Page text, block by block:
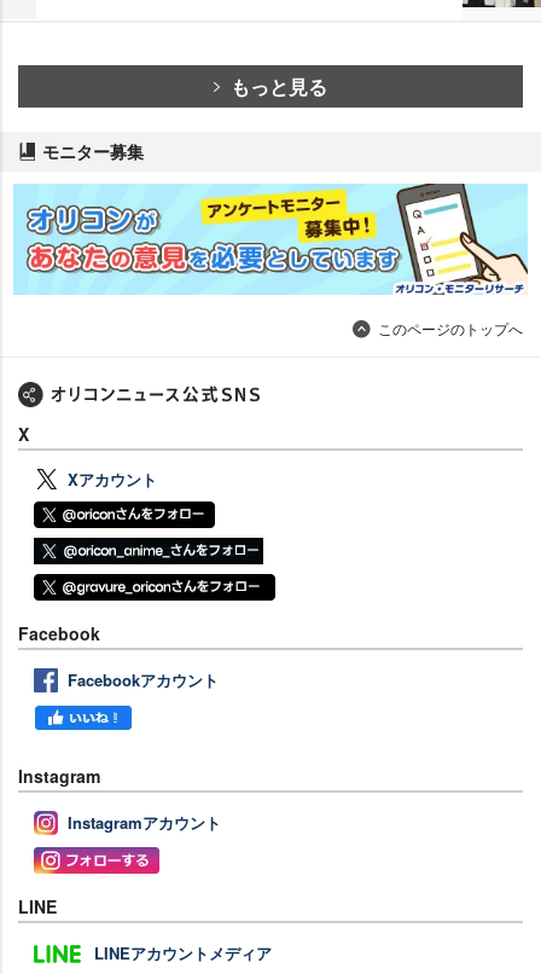
もっと見る
モニター募集
このページのトップへ
X
Xアカウント
Facebook
Facebookアカウント
Instagram
Instagramアカウント
LINE
LINEアカウントメディア